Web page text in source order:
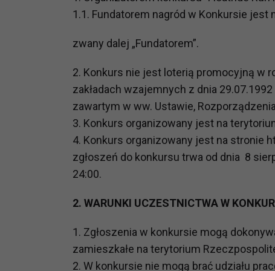
1.1. Fundatorem nagród w Konkursie jest
zwany dalej „Fundatorem”.
2. Konkurs nie jest loterią promocyjną w
zakładach wzajemnych z dnia 29.07.1992
zawartym w ww. Ustawie,
3. Konkurs organizowany jest na
4. Konkurs organizowany jest na stronie
zgłoszeń do konkursu trwa od dnia 8
24:00.
2. WARUNKI UCZESTNICTWA W
1. Zgłoszenia w konkursie mogą
zamieszkałe na terytorium
2. W konkursie nie mogą brać udziału
prawną dla pomiarów
zgody.